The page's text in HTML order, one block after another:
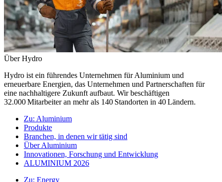
Über Hydro
Hydro ist ein führendes Unternehmen für Aluminium und
erneuerbare Energien, das Unternehmen und Partnerschaften für
eine nachhaltigere Zukunft aufbaut. Wir beschäftigen
32.000 Mitarbeiter an mehr als 140 Standorten in 40 Ländern.
Zu: Aluminium
Produkte
Branchen, in denen wir tätig sind
Über Aluminium
Innovationen, Forschung und Entwicklung
ALUMINIUM 2026
Zu: Energy